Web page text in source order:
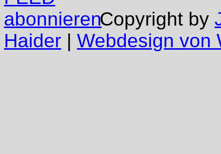
Copyright by
Haider | Webdesign von